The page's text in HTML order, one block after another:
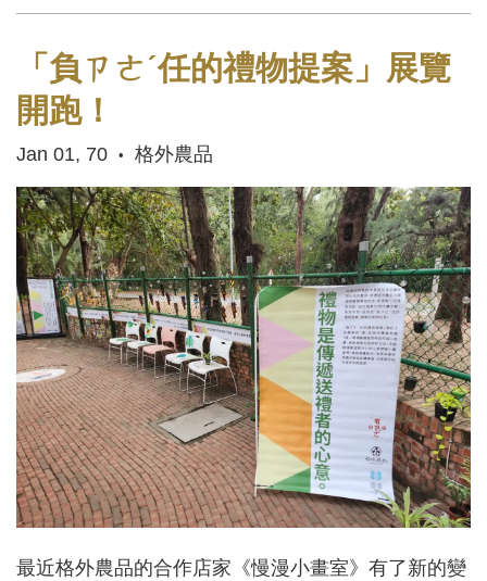
「負ㄗㄜˊ任的禮物提案」展覽
開跑！
Jan 01, 70 • 格外農品
最近格外農品的合作店家《慢漫小畫室》有了新的變